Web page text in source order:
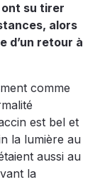
su tirer
alors
d’un retour à
comme
est bel et
la lumière au
aussi au
la